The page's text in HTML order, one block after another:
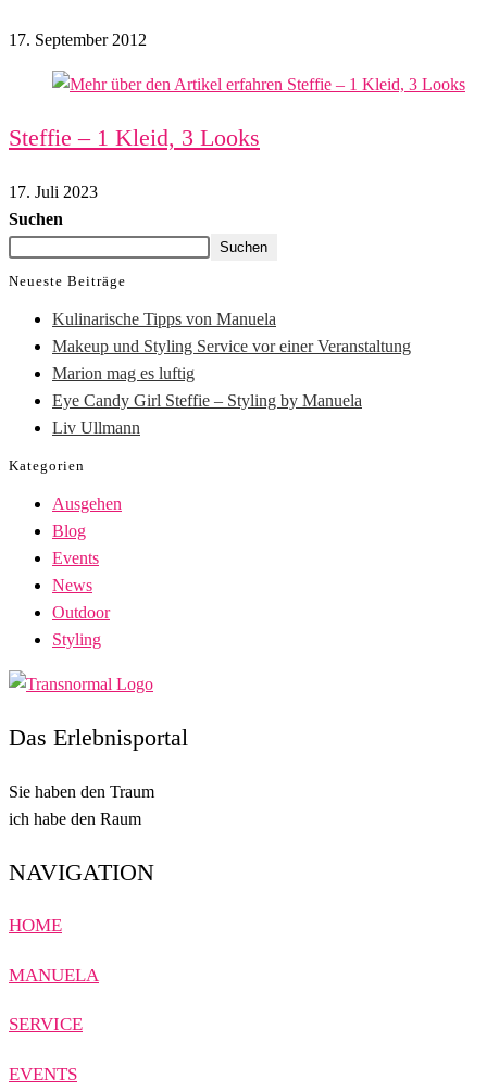
17. September 2012
Steffie – 1 Kleid, 3 Looks
17. Juli 2023
Suchen
Suchen
Neueste Beiträge
Kulinarische Tipps von Manuela
Makeup und Styling Service vor einer Veranstaltung
Marion mag es luftig
Eye Candy Girl Steffie – Styling by Manuela
Liv Ullmann
Kategorien
Ausgehen
Blog
Events
News
Outdoor
Styling
Das Erlebnisportal
Sie haben den Traum
ich habe den Raum
NAVIGATION
HOME
MANUELA
SERVICE
EVENTS